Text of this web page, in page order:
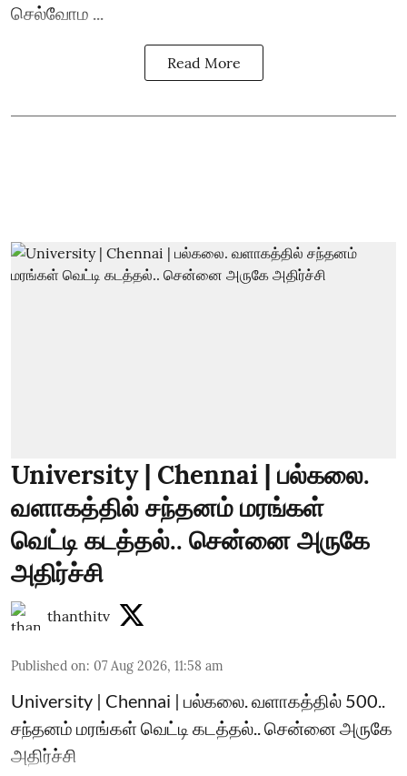
செல்வோம ...
Read More
University | Chennai | பல்கலை.
வளாகத்தில் சந்தனம் மரங்கள்
வெட்டி கடத்தல்.. சென்னை அருகே
அதிர்ச்சி
thanthitv
Published on: 07 Aug 2026, 11:58 am
University | Chennai | பல்கலை. வளாகத்தில் 500..
சந்தனம் மரங்கள் வெட்டி கடத்தல்.. சென்னை அருகே
அதிர்ச்சி